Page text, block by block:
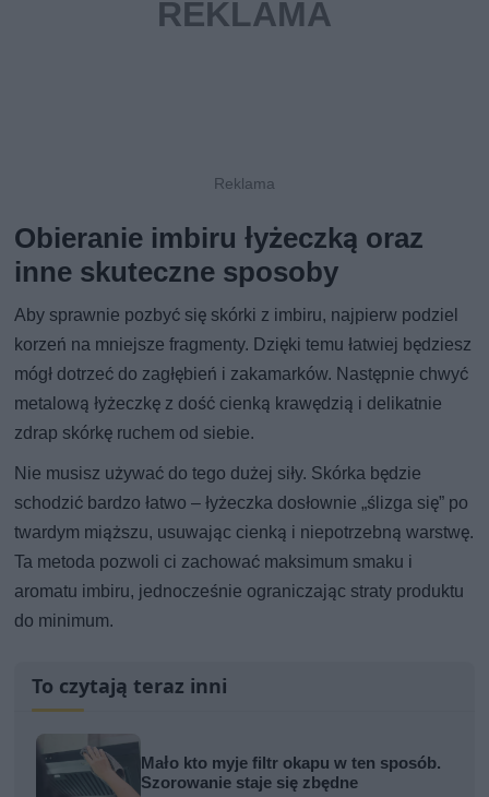
Obieranie imbiru łyżeczką oraz
inne skuteczne sposoby
Aby sprawnie pozbyć się skórki z imbiru, najpierw podziel
korzeń na mniejsze fragmenty. Dzięki temu łatwiej będziesz
mógł dotrzeć do zagłębień i zakamarków. Następnie chwyć
metalową łyżeczkę z dość cienką krawędzią i delikatnie
zdrap skórkę ruchem od siebie.
Nie musisz używać do tego dużej siły. Skórka będzie
schodzić bardzo łatwo – łyżeczka dosłownie „ślizga się” po
twardym miąższu, usuwając cienką i niepotrzebną warstwę.
Ta metoda pozwoli ci zachować maksimum smaku i
aromatu imbiru, jednocześnie ograniczając straty produktu
do minimum.
To czytają teraz inni
Mało kto myje filtr okapu w ten sposób.
Szorowanie staje się zbędne